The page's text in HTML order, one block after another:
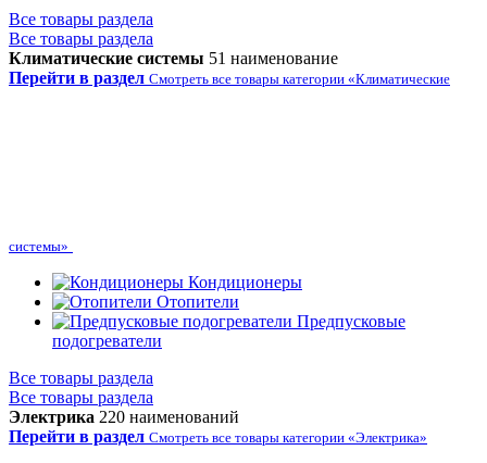
Все товары раздела
Все товары раздела
Климатические системы 51 наименование
Перейти в раздел Смотреть все товары категории «Климатические
системы»
Кондиционеры
Отопители
Предпусковые
подогреватели
Все товары раздела
Все товары раздела
Электрика 220 наименований
Перейти в раздел Смотреть все товары категории «Электрика»